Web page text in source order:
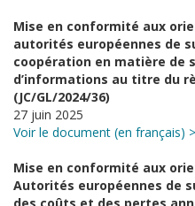
Mise en conformité aux
autorités européennes de
coopération en matière de
d’informations au titre du
(JC/GL/2024/36)
27 juin 2025
Voir le document (en français)
Mise en conformité aux
Autorités européennes de